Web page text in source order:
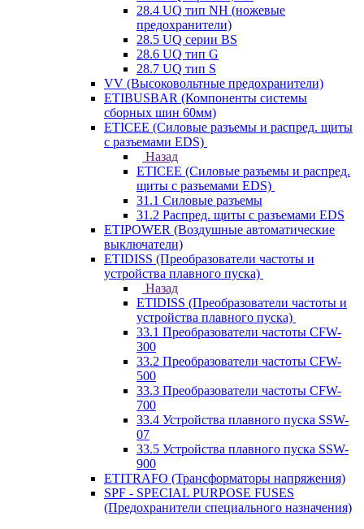
28.4 UQ тип NH (ножевые
предохранители)
28.5 UQ серии BS
28.6 UQ тип G
28.7 UQ тип S
VV (Высоковольтные предохранители)
ETIBUSBAR (Компоненты системы
сборных шин 60мм)
ETICEE (Силовые разъемы и распред. щиты
с разъемами EDS)
Назад
ETICEE (Силовые разъемы и распред.
щиты с разъемами EDS)
31.1 Силовые разъемы
31.2 Распред. щиты с разъемами EDS
ETIPOWER (Воздушные автоматические
выключатели)
ETIDISS (Преобразователи частоты и
устройства плавного пуска)
Назад
ETIDISS (Преобразователи частоты и
устройства плавного пуска)
33.1 Преобразователи частоты CFW-
300
33.2 Преобразователи частоты CFW-
500
33.3 Преобразователи частоты CFW-
700
33.4 Устройства плавного пуска SSW-
07
33.5 Устройства плавного пуска SSW-
900
ETITRAFO (Трансформаторы напряжения)
SPF - SPECIAL PURPOSE FUSES
(Предохранители специального назначения)